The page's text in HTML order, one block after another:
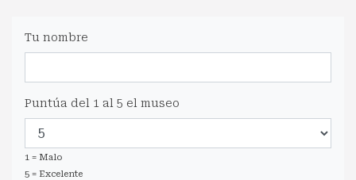
Tu nombre
Puntúa del 1 al 5 el museo
1 = Malo
5 = Excelente